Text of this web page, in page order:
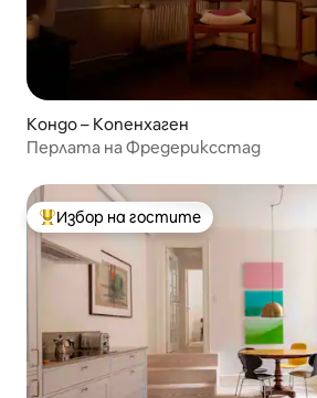
Кондо – Копенхаген
Перлата на Фредериксстад
Най-популярен избор на гостите
Избор на гостите